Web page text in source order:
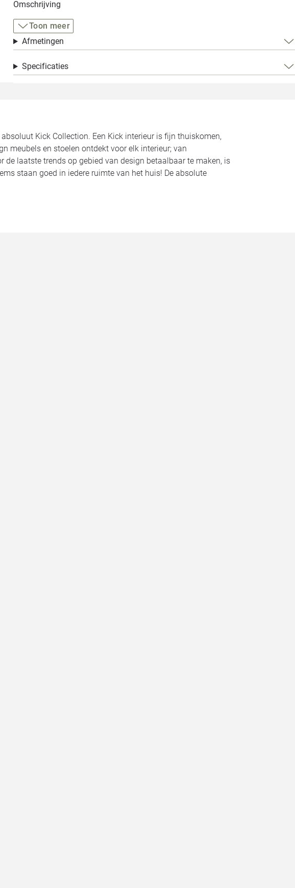
Alle
Omschrijving
Toon meer
Afmetingen
Specificaties
Kick Collection. Een Kick interieur is fijn thuiskomen,
meubels en stoelen ontdekt voor elk interieur; van
de laatste trends op gebied van design betaalbaar te maken, is
staan goed in iedere ruimte van het huis! De absolute